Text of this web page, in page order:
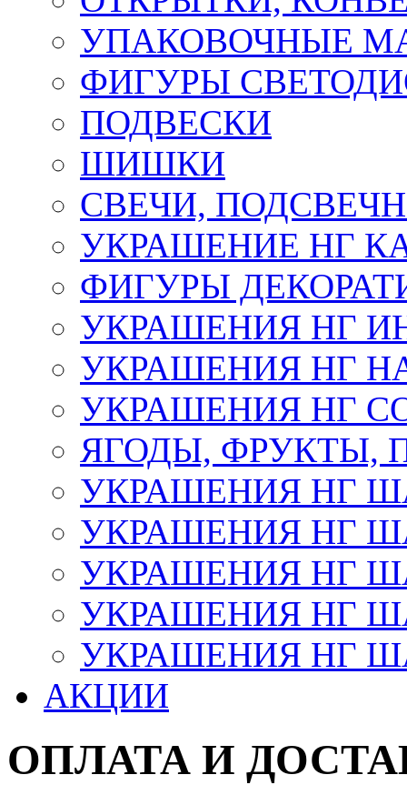
УПАКОВОЧНЫЕ
ФИГУРЫ
ПОДВЕСКИ
ШИШКИ
СВЕЧИ,
УКРАШЕНИЕ НГ
ФИГУРЫ
УКРАШЕНИЯ НГ
УКРАШЕНИЯ НГ
УКРАШЕНИЯ НГ
ЯГОДЫ, ФРУКТЫ,
УКРАШЕНИЯ НГ
УКРАШЕНИЯ НГ
УКРАШЕНИЯ НГ
УКРАШЕНИЯ НГ
УКРАШЕНИЯ НГ
АКЦИИ
ОПЛАТА И